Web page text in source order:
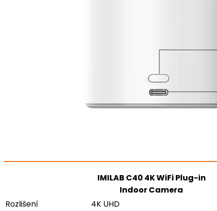
IMILAB C40 4K WiFi Plug-in
Indoor Camera
Rozlišení
4K UHD